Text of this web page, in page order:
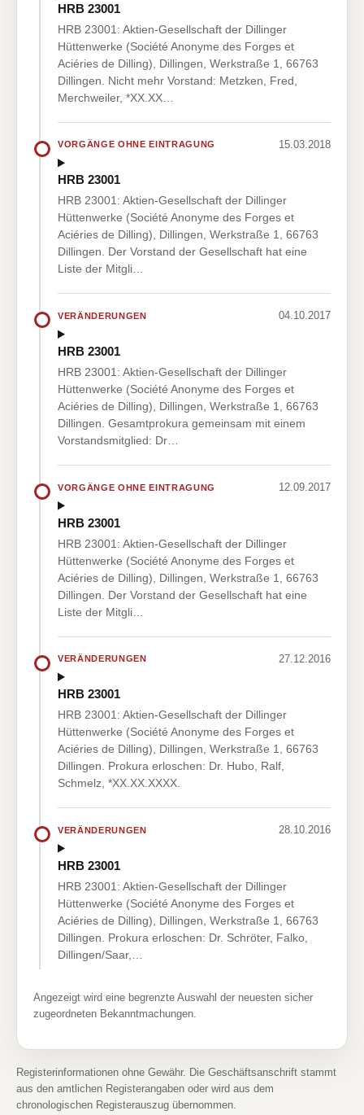
HRB 23001
HRB 23001: Aktien-Gesellschaft der Dillinger
Hüttenwerke (Société Anonyme des Forges et
Aciéries de Dilling), Dillingen, Werkstraße 1, 66763
Dillingen. Nicht mehr Vorstand: Metzken, Fred,
Merchweiler, *XX.XX…
VORGÄNGE OHNE EINTRAGUNG 15.03.2018
HRB 23001
HRB 23001: Aktien-Gesellschaft der Dillinger
Hüttenwerke (Société Anonyme des Forges et
Aciéries de Dilling), Dillingen, Werkstraße 1, 66763
Dillingen. Der Vorstand der Gesellschaft hat eine
Liste der Mitgli…
VERÄNDERUNGEN 04.10.2017
HRB 23001
HRB 23001: Aktien-Gesellschaft der Dillinger
Hüttenwerke (Société Anonyme des Forges et
Aciéries de Dilling), Dillingen, Werkstraße 1, 66763
Dillingen. Gesamtprokura gemeinsam mit einem
Vorstandsmitglied: Dr…
VORGÄNGE OHNE EINTRAGUNG 12.09.2017
HRB 23001
HRB 23001: Aktien-Gesellschaft der Dillinger
Hüttenwerke (Société Anonyme des Forges et
Aciéries de Dilling), Dillingen, Werkstraße 1, 66763
Dillingen. Der Vorstand der Gesellschaft hat eine
Liste der Mitgli…
VERÄNDERUNGEN 27.12.2016
HRB 23001
HRB 23001: Aktien-Gesellschaft der Dillinger
Hüttenwerke (Société Anonyme des Forges et
Aciéries de Dilling), Dillingen, Werkstraße 1, 66763
Dillingen. Prokura erloschen: Dr. Hubo, Ralf,
Schmelz, *XX.XX.XXXX.
VERÄNDERUNGEN 28.10.2016
HRB 23001
HRB 23001: Aktien-Gesellschaft der Dillinger
Hüttenwerke (Société Anonyme des Forges et
Aciéries de Dilling), Dillingen, Werkstraße 1, 66763
Dillingen. Prokura erloschen: Dr. Schröter, Falko,
Dillingen/Saar,…
Angezeigt wird eine begrenzte Auswahl der neuesten sicher
zugeordneten Bekanntmachungen.
Registerinformationen ohne Gewähr. Die Geschäftsanschrift stammt
aus den amtlichen Registerangaben oder wird aus dem
chronologischen Registerauszug übernommen.